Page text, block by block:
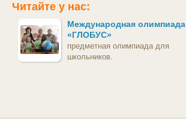
Читайте у нас:
Международная олимпиада
«ГЛОБУС»
предметная олимпиада для
школьников.